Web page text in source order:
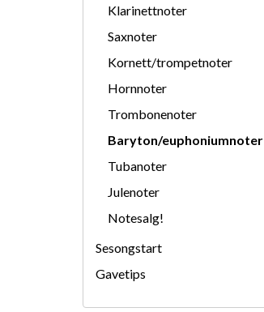
Klarinettnoter
Saxnoter
Kornett/trompetnoter
Hornnoter
Trombonenoter
Baryton/euphoniumnoter
Tubanoter
Julenoter
Notesalg!
Sesongstart
Gavetips